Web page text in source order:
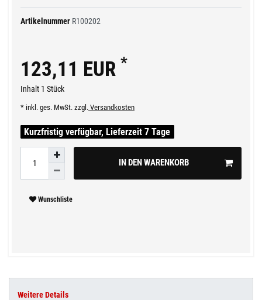
Artikelnummer R100202
123,11 EUR *
Inhalt 1 Stück
* inkl. ges. MwSt. zzgl. Versandkosten
Kurzfristig verfügbar, Lieferzeit 7 Tage
IN DEN WARENKORB
Wunschliste
Weitere Details